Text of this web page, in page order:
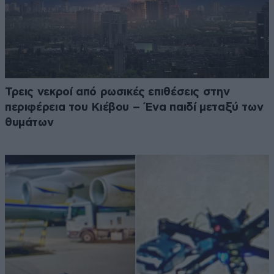
Τρεις νεκροί από ρωσικές επιθέσεις στην
περιφέρεια του Κιέβου – Ένα παιδί μεταξύ των
θυμάτων